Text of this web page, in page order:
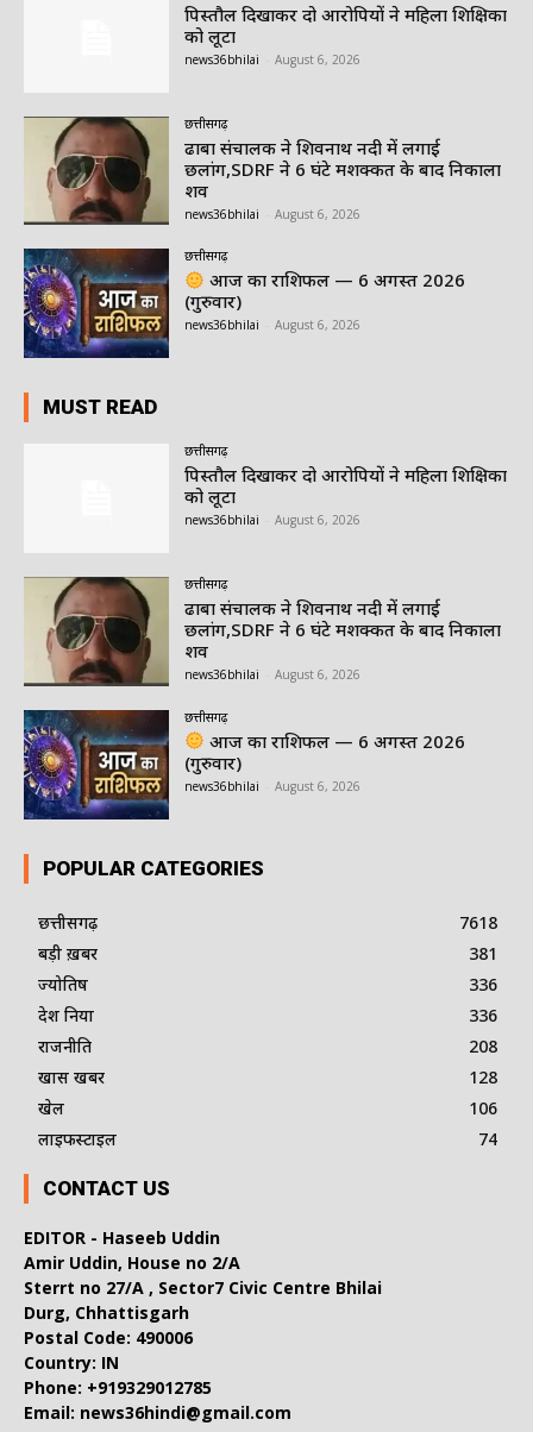
पिस्तौल दिखाकर दो आरोपियों ने महिला शिक्षिका
को लूटा
news36bhilai August 6, 2026
छत्तीसगढ़
ढाबा संचालक ने शिवनाथ नदी में लगाई
छलांग,SDRF ने 6 घंटे मशक्कत के बाद निकाला
शव
news36bhilai August 6, 2026
छत्तीसगढ़
आज का राशिफल — 6 अगस्त 2026
(गुरुवार)
news36bhilai August 6, 2026
MUST READ
छत्तीसगढ़
पिस्तौल दिखाकर दो आरोपियों ने महिला शिक्षिका
को लूटा
news36bhilai August 6, 2026
छत्तीसगढ़
ढाबा संचालक ने शिवनाथ नदी में लगाई
छलांग,SDRF ने 6 घंटे मशक्कत के बाद निकाला
शव
news36bhilai August 6, 2026
छत्तीसगढ़
आज का राशिफल — 6 अगस्त 2026
(गुरुवार)
news36bhilai August 6, 2026
POPULAR CATEGORIES
छत्तीसगढ़
7618
बड़ी ख़बर
381
ज्योतिष
336
देश दुनिया
336
राजनीति
208
खास खबर
128
खेल
106
लाइफस्टाइल
74
CONTACT US
EDITOR - Haseeb Uddin
Amir Uddin, House no 2/A
Sterrt no 27/A , Sector7 Civic Centre Bhilai
Durg, Chhattisgarh
Postal Code: 490006
Country: IN
Phone: +919329012785
Email: news36hindi@gmail.com